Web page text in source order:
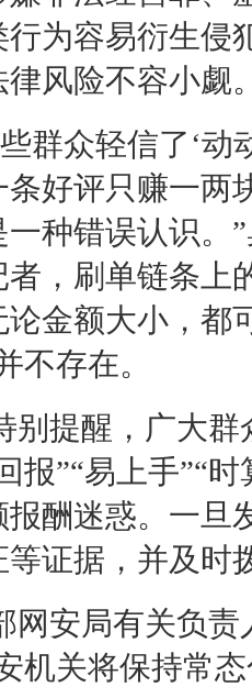
行为容易衍生侵
律风险不容小觑
群众轻信了‘动
条好评只赚一两
一种错误认识。
者，刷单链条上
论金额大小，都
不存在。
别提醒，广大
报”“易上手”“
报酬迷惑。一旦
证据，并及时
网安局有关负责
机关将保持常